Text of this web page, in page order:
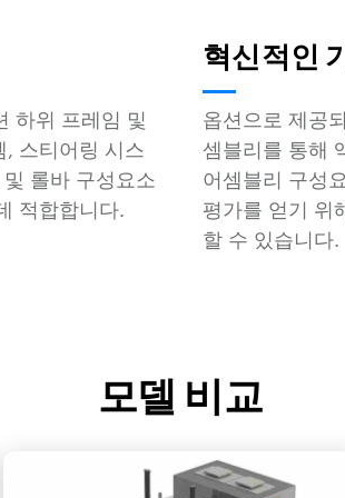
하위 프레임 및
, 스티어링 시스
롤바 구성요소
적합합니다.
혁신적인
옵션으로 제공
셈블리를 통해
어셈블리 구성
평가를 얻기 위
할 수 있습니다.
모델 비교